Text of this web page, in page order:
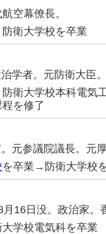
空幕僚長。
衛大学校を卒業
学者。元防衛大臣。
衛大学校本科電気
を修了
元参議院議長。元
を卒業→防衛大学校
16日没。政治家。
学校電気科を卒業